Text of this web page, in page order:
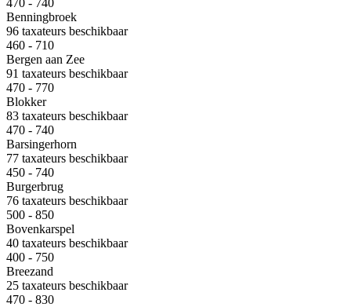
470 - 740
Benningbroek
96 taxateurs beschikbaar
460 - 710
Bergen aan Zee
91 taxateurs beschikbaar
470 - 770
Blokker
83 taxateurs beschikbaar
470 - 740
Barsingerhorn
77 taxateurs beschikbaar
450 - 740
Burgerbrug
76 taxateurs beschikbaar
500 - 850
Bovenkarspel
40 taxateurs beschikbaar
400 - 750
Breezand
25 taxateurs beschikbaar
470 - 830